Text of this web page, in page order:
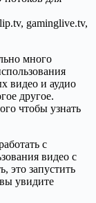
gaminglive.tv,
много
видео и аудио
другое.
чтобы узнать
с
видео с
это запустить
увидите